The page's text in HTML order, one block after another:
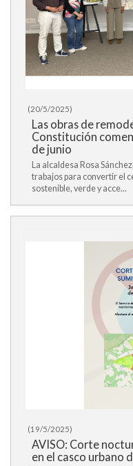
(20/5/2025)
Las obras de
Constitución
de junio
La alcaldesa Rosa
trabajos para convertir el
sostenible, verde y acce...
(19/5/2025)
AVISO: Corte
en el casco urbano